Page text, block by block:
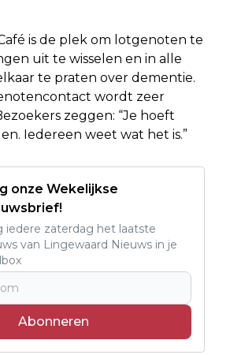
is de plek om lotgenoten te
uit te wisselen en in alle
te praten over dementie.
wordt zeer
zeggen: “Je hoeft
Iedereen weet wat het is.”
onze Wekelijkse
iedere zaterdag het laatste
van Lingewaard Nieuws in je
Abonneren